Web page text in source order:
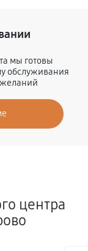
мы готовы
обслуживания
центра